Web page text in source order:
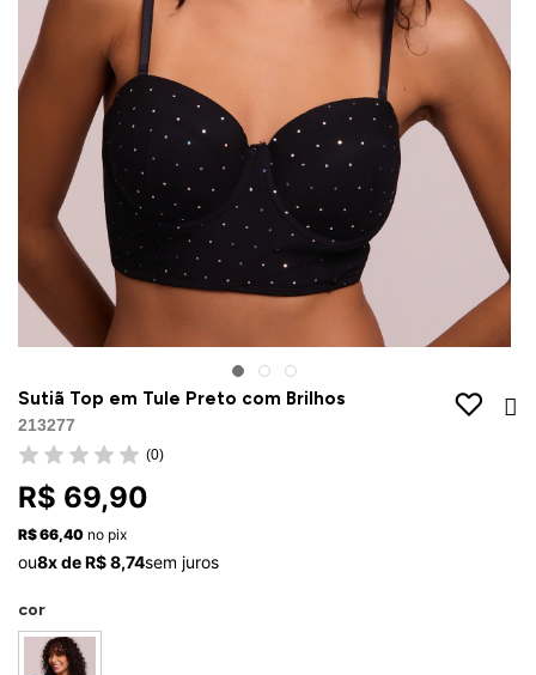
Sutiã Top em Tule Preto com Brilhos
213277
(0)
R$ 69,90
R$ 66,40 no pix
ou8x de R$ 8,74sem juros
cor